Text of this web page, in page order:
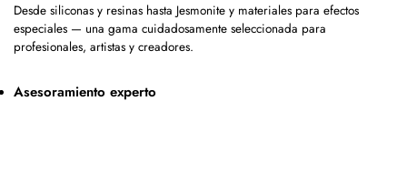
Desde siliconas y resinas hasta Jesmonite y materiales para efectos
especiales — una gama cuidadosamente seleccionada para
profesionales, artistas y creadores.
Asesoramiento experto